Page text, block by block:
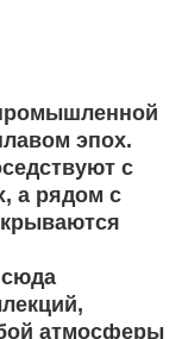
эпох.
с
а рядом с
атмосферы